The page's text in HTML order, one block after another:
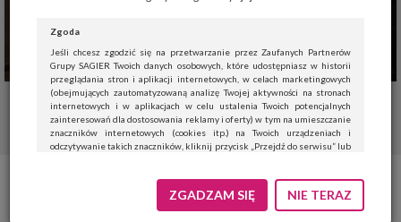
Zgoda
Jeśli chcesz zgodzić się na przetwarzanie przez Zaufanych Partnerów
Grupy SAGIER Twoich danych osobowych, które udostępniasz w historii
przeglądania stron i aplikacji internetowych, w celach marketingowych
(obejmujących zautomatyzowaną analizę Twojej aktywności na stronach
internetowych i w aplikacjach w celu ustalenia Twoich potencjalnych
zainteresowań dla dostosowania reklamy i oferty) w tym na umieszczanie
znaczników internetowych (cookies itp.) na Twoich urządzeniach i
odczytywanie takich znaczników, kliknij przycisk „Przejdź do serwisu” lub
Jeśli nie chcesz wyrazić zgody, kliknij „Nie teraz”.
Wyrażenie zgody jest dobrowolne. Możesz edytować zakres zgody, w tym
ZGADZAM SIĘ NIE TERAZ